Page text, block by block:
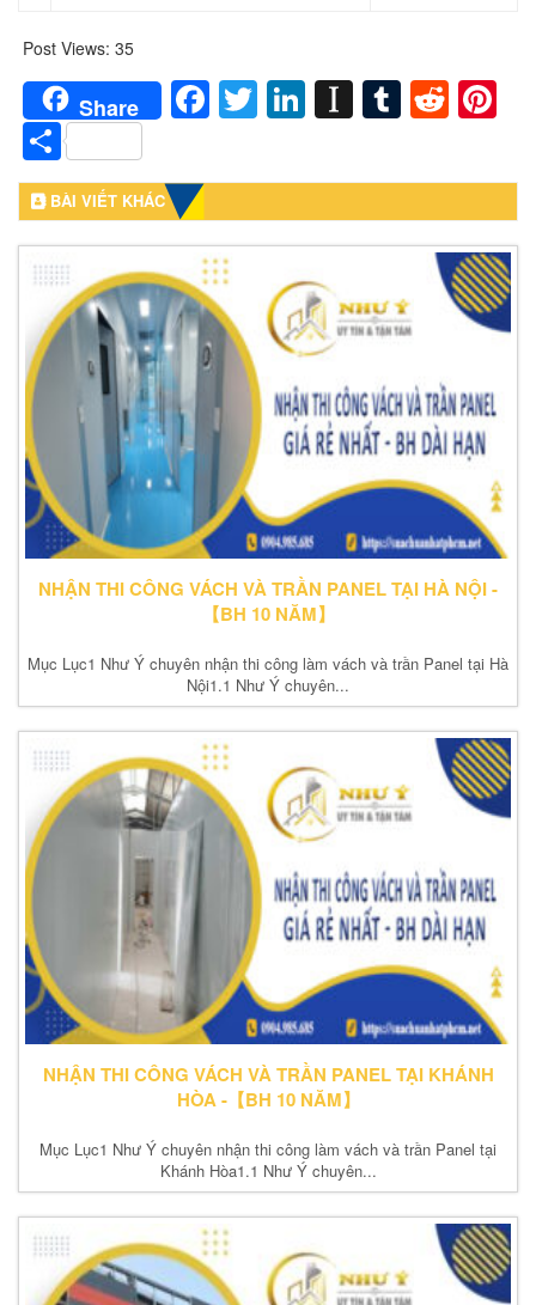
Post Views: 35
Share Facebook
Twitter
LinkedIn
Instapaper
Tumblr
Share
BÀI VIẾT KHÁC
NHẬN THI CÔNG VÁCH VÀ TRẦN PANEL TẠI HÀ NỘI -
【BH 10 NĂM】
Mục Lục1 Như Ý chuyên nhận thi công làm vách và trần Panel tại Hà
Nội1.1 Như Ý chuyên...
NHẬN THI CÔNG VÁCH VÀ TRẦN PANEL TẠI KHÁNH
HÒA -【BH 10 NĂM】
Mục Lục1 Như Ý chuyên nhận thi công làm vách và trần Panel tại
Khánh Hòa1.1 Như Ý chuyên...